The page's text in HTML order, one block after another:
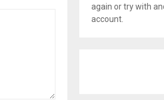
again or try with
account.